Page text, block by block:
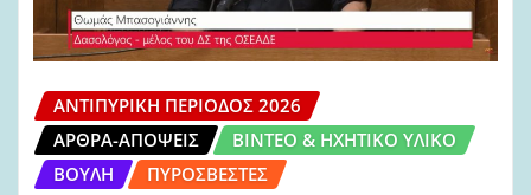
ΑΝΤΙΠΥΡΙΚΉ ΠΕΡΊΟΔΟΣ 2026
ΆΡΘΡΑ-ΑΠΌΨΕΙΣ
ΒΊΝΤΕΟ & ΗΧΗΤΙΚΌ ΥΛΙΚΌ
ΒΟΥΛΉ
ΠΥΡΟΣΒΈΣΤΕΣ